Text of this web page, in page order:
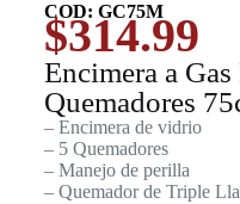
COD: GC75M
$314.99
Encimera a
Quemadores
– Encimera de vidrio
– 5 Quemadores
– Manejo de perilla
– Quemador de Triple